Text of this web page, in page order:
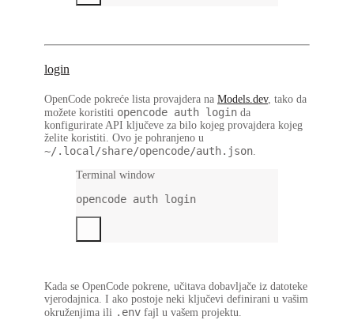
login
OpenCode pokreće lista provajdera na Models.dev, tako da
možete koristiti opencode auth login da
konfigurirate API ključeve za bilo kojeg provajdera kojeg
želite koristiti. Ovo je pohranjeno u
~/.local/share/opencode/auth.json.
Terminal window
opencode auth login
Kada se OpenCode pokrene, učitava dobavljače iz datoteke
vjerodajnica. I ako postoje neki ključevi definirani u vašim
okruženjima ili .env fajl u vašem projektu.